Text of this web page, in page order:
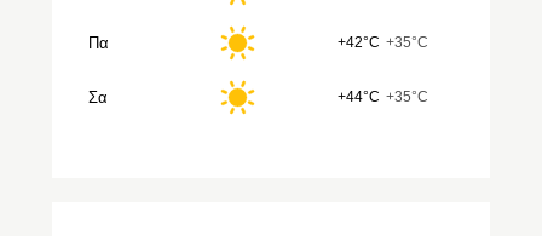
Πα +42°C +35°C
Σα +44°C +35°C